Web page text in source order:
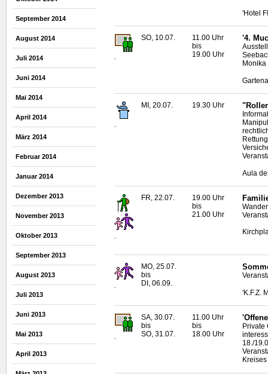
September 2014
August 2014
Juli 2014
Juni 2014
Mai 2014
April 2014
März 2014
Februar 2014
Januar 2014
Dezember 2013
November 2013
Oktober 2013
September 2013
August 2013
Juli 2013
Juni 2013
Mai 2013
April 2013
'Hotel
.
SO, 10.07.
11.00 Uhr
bis
19.00 Uhr
'4.
.
MI, 20.07. 19.30 Uhr
Aula
.
FR, 22.07.
19.00 Uhr
bis
21.00 Uhr
.
MO, 25.07.
bis
DI, 06.09.
'K.F.Z.
.
SA, 30.07.
bis
SO, 31.07.
11.00 Uhr
bis
18.00 Uhr
Private
18./